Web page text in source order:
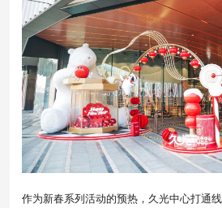
作为新春系列活动的预热，久光中心打通